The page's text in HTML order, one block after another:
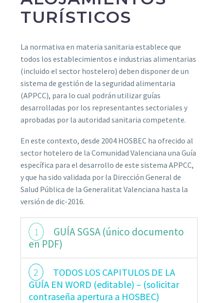
TURÍSTICOS
La normativa en materia sanitaria establece que
todos los establecimientos e industrias alimentarias
(incluido el sector hostelero) deben disponer de un
sistema de gestión de la seguridad alimentaria
(APPCC), para lo cual podrán utilizar guías
desarrolladas por los representantes sectoriales y
aprobadas por la autoridad sanitaria competente.
En este contexto, desde 2004 HOSBEC ha ofrecido al
sector hotelero de la Comunidad Valenciana una Guía
específica para el desarrollo de este sistema APPCC,
y que ha sido validada por la Dirección General de
Salud Pública de la Generalitat Valenciana hasta la
versión de dic-2016.
1
GUÍA SGSA (único documento
en PDF)
2
TODOS LOS CAPITULOS DE LA
GUÍA EN WORD (editable) – (solicitar
contraseña apertura a HOSBEC)